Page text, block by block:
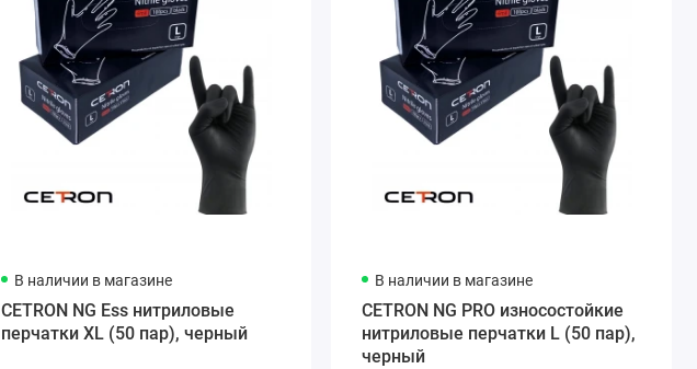
В наличии в магазине
CETRON NG Ess нитриловые
перчатки XL (50 пар), черный
В наличии в магазине
CETRON NG PRO износостойкие
нитриловые перчатки L (50 пар),
черный